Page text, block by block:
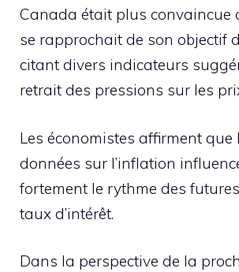
Canada était plus convaincue
se rapprochait de son objectif
citant divers indicateurs
retrait des pressions sur les
Les économistes affirment que
données sur l’inflation
fortement le rythme des
taux d’intérêt.
Dans la perspective de la